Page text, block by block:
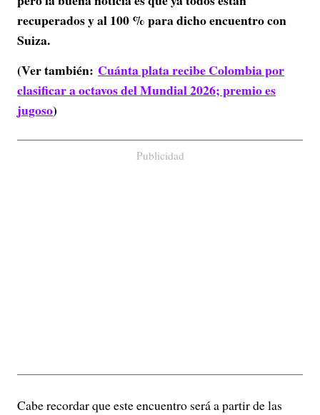
recuperados y al 100 % para dicho encuentro con
Suiza.
(Ver también: Cuánta plata recibe Colombia por
clasificar a octavos del Mundial 2026; premio es
jugoso)
Publicidad
Cabe recordar que este encuentro será a partir de las